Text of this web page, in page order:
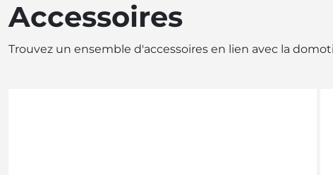
Accessoires
Trouvez un ensemble d'accessoires en lien avec la